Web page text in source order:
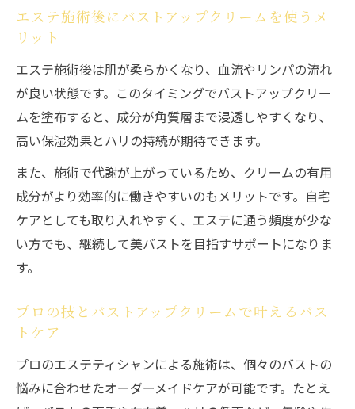
エステ施術後にバストアップクリームを使うメ
リット
エステ施術後は肌が柔らかくなり、血流やリンパの流れ
が良い状態です。このタイミングでバストアップクリー
ムを塗布すると、成分が角質層まで浸透しやすくなり、
高い保湿効果とハリの持続が期待できます。
また、施術で代謝が上がっているため、クリームの有用
成分がより効率的に働きやすいのもメリットです。自宅
ケアとしても取り入れやすく、エステに通う頻度が少な
い方でも、継続して美バストを目指すサポートになりま
す。
プロの技とバストアップクリームで叶えるバス
トケア
プロのエステティシャンによる施術は、個々のバストの
悩みに合わせたオーダーメイドケアが可能です。たとえ